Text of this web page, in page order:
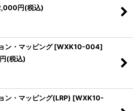
円(税込)
ン・マッピング [WXK10-004]
円(税込)
ン・マッピング(LRP) [WXK10-